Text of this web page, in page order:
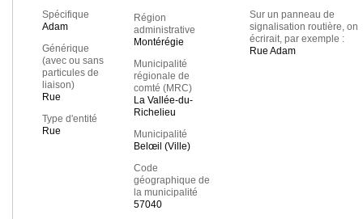
Spécifique
Adam
Générique
(avec ou sans
particules de
liaison)
Rue
Type d'entité
Rue
Région
administrative
Montérégie
Municipalité
régionale de
comté (MRC)
La Vallée-du-
Richelieu
Municipalité
Belœil (Ville)
Code
géographique de
la municipalité
57040
Sur un panneau de
signalisation routière, on
écrirait, par exemple :
Rue Adam